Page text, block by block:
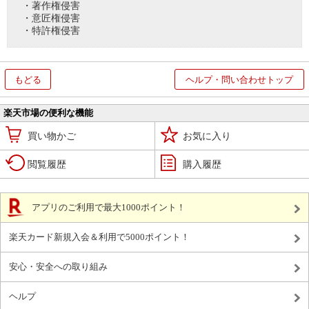
・著作権侵害
・意匠権侵害
・特許権侵害
もどる ヘルプ・問い合わせトップ
楽天市場の便利な機能
買い物かご お気に入り
閲覧履歴 購入履歴
アプリのご利用で最大1000ポイント！
楽天カード新規入会＆利用で5000ポイント！
安心・安全への取り組み
ヘルプ